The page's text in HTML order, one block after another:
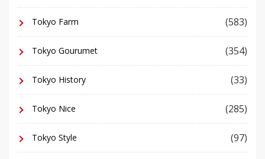
Tokyo Farm (583)
Tokyo Gourumet (354)
Tokyo History (33)
Tokyo Nice (285)
Tokyo Style (97)